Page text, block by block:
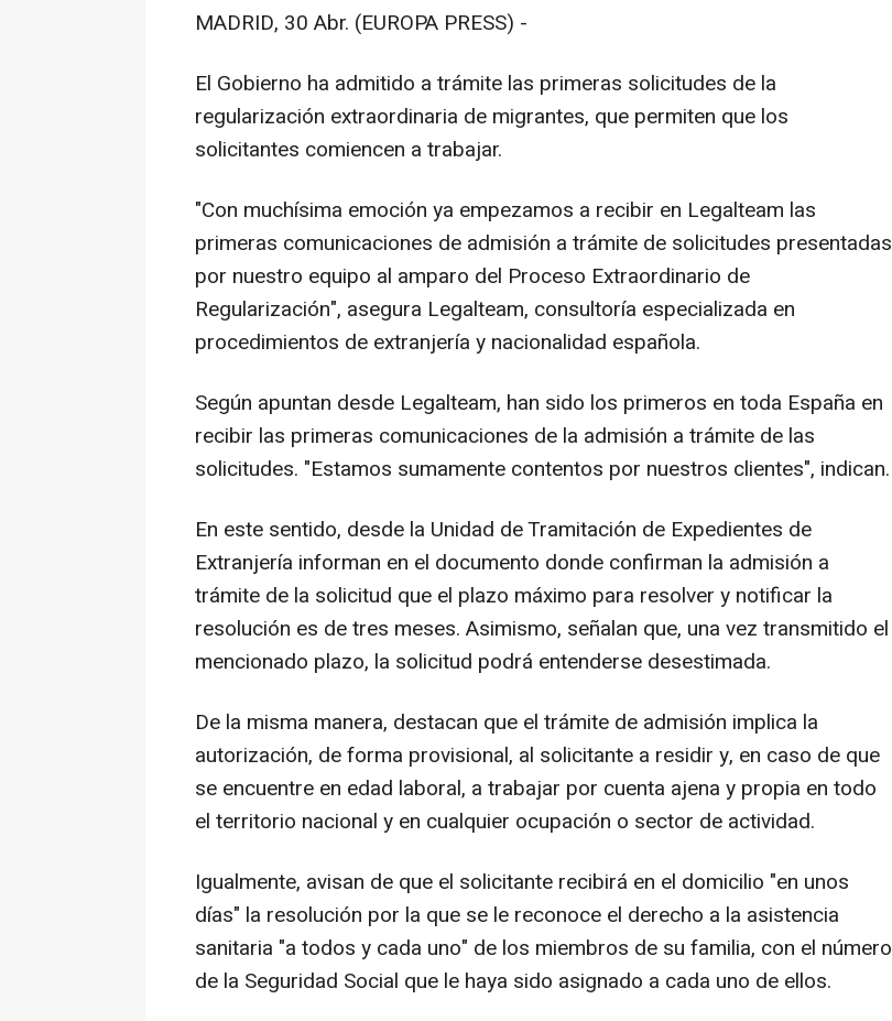
MADRID, 30 Abr. (EUROPA PRESS) -
El Gobierno ha admitido a trámite las primeras solicitudes de la
regularización extraordinaria de migrantes, que permiten que los
solicitantes comiencen a trabajar.
"Con muchísima emoción ya empezamos a recibir en Legalteam las
primeras comunicaciones de admisión a trámite de solicitudes presentadas
por nuestro equipo al amparo del Proceso Extraordinario de
Regularización", asegura Legalteam, consultoría especializada en
procedimientos de extranjería y nacionalidad española.
Según apuntan desde Legalteam, han sido los primeros en toda España en
recibir las primeras comunicaciones de la admisión a trámite de las
solicitudes. "Estamos sumamente contentos por nuestros clientes", indican.
En este sentido, desde la Unidad de Tramitación de Expedientes de
Extranjería informan en el documento donde confirman la admisión a
trámite de la solicitud que el plazo máximo para resolver y notificar la
resolución es de tres meses. Asimismo, señalan que, una vez transmitido el
mencionado plazo, la solicitud podrá entenderse desestimada.
De la misma manera, destacan que el trámite de admisión implica la
autorización, de forma provisional, al solicitante a residir y, en caso de que
se encuentre en edad laboral, a trabajar por cuenta ajena y propia en todo
el territorio nacional y en cualquier ocupación o sector de actividad.
Igualmente, avisan de que el solicitante recibirá en el domicilio "en unos
días" la resolución por la que se le reconoce el derecho a la asistencia
sanitaria "a todos y cada uno" de los miembros de su familia, con el número
de la Seguridad Social que le haya sido asignado a cada uno de ellos.